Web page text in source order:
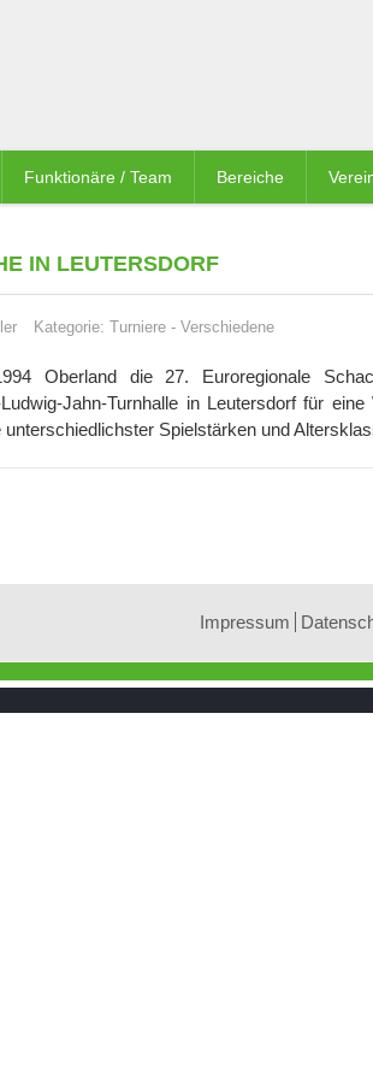
Funktionäre / Team Bereiche
IN LEUTERSDORF
Kategorie: Turniere - Verschiedene
Oberland die 27. Euroregionale
Jahn-Turnhalle in Leutersdorf für
Spielstärken und
Impressum